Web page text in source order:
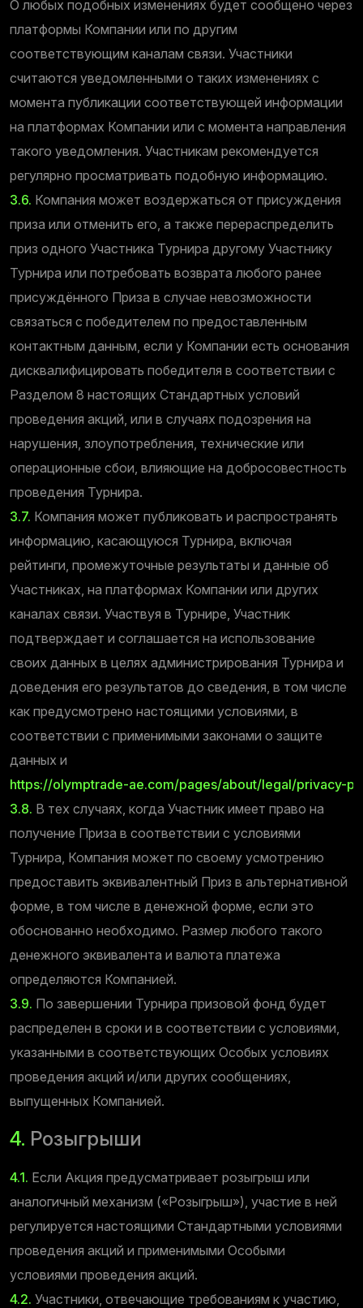
О любых подобных изменениях будет сообщено через
платформы Компании или по другим
соответствующим каналам связи. Участники
считаются уведомленными о таких изменениях с
момента публикации соответствующей информации
на платформах Компании или с момента направления
такого уведомления. Участникам рекомендуется
регулярно просматривать подобную информацию.
3.6. Компания может воздержаться от присуждения
приза или отменить его, а также перераспределить
приз одного Участника Турнира другому Участнику
Турнира или потребовать возврата любого ранее
присуждённого Приза в случае невозможности
связаться с победителем по предоставленным
контактным данным, если у Компании есть основания
дисквалифицировать победителя в соответствии с
Разделом 8 настоящих Стандартных условий
проведения акций, или в случаях подозрения на
нарушения, злоупотребления, технические или
операционные сбои, влияющие на добросовестность
проведения Турнира.
3.7. Компания может публиковать и распространять
информацию, касающуюся Турнира, включая
рейтинги, промежуточные результаты и данные об
Участниках, на платформах Компании или других
каналах связи. Участвуя в Турнире, Участник
подтверждает и соглашается на использование
своих данных в целях администрирования Турнира и
доведения его результатов до сведения, в том числе
как предусмотрено настоящими условиями, в
соответствии с применимыми законами о защите
данных и
https://olymptrade-ae.com/pages/about/legal/privacy-
3.8. В тех случаях, когда Участник имеет право на
получение Приза в соответствии с условиями
Турнира, Компания может по своему усмотрению
предоставить эквивалентный Приз в альтернативной
форме, в том числе в денежной форме, если это
обоснованно необходимо. Размер любого такого
денежного эквивалента и валюта платежа
определяются Компанией.
3.9. По завершении Турнира призовой фонд будет
распределен в сроки и в соответствии с условиями,
указанными в соответствующих Особых условиях
проведения акций и/или других сообщениях,
выпущенных Компанией.
4. Розыгрыши
4.1. Если Акция предусматривает розыгрыш или
аналогичный механизм («Розыгрыш»), участие в ней
регулируется настоящими Стандартными условиями
проведения акций и применимыми Особыми
условиями проведения акций.
4.2. Участники, отвечающие требованиям к участию,